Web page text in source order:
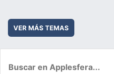
VER MÁS TEMAS